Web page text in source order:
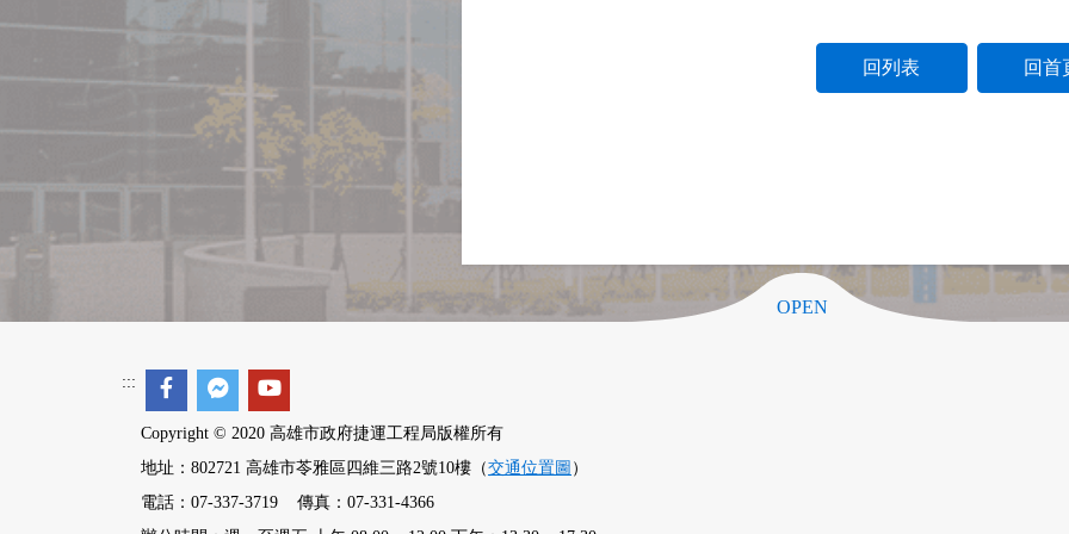
回列表 回首
OPEN
:::
Copyright © 2020 高雄市政府捷運工程局版權所有
地址：802721 高雄市苓雅區四維三路2號10樓（交通位置圖 ）
電話：07-337-3719 傳真：07-331-4366